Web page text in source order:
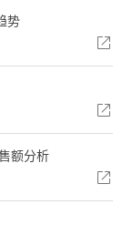
势
额分析